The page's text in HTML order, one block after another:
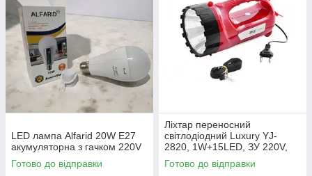
LED лампа Alfarid 20W E27
акумуляторна з гачком 220V
Готово до відправки
Ліхтар переносний
світлодіодний Luxury YJ-
2820, 1W+15LED, ЗУ 220V,
вбудований акумулятор
Червоний
Готово до відправки